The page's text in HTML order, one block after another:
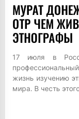
МУРАТ
ОТР ЧЕМ
ЭТНОГРАФЫ
17 июля в
жизнь изучению
мира. В честь